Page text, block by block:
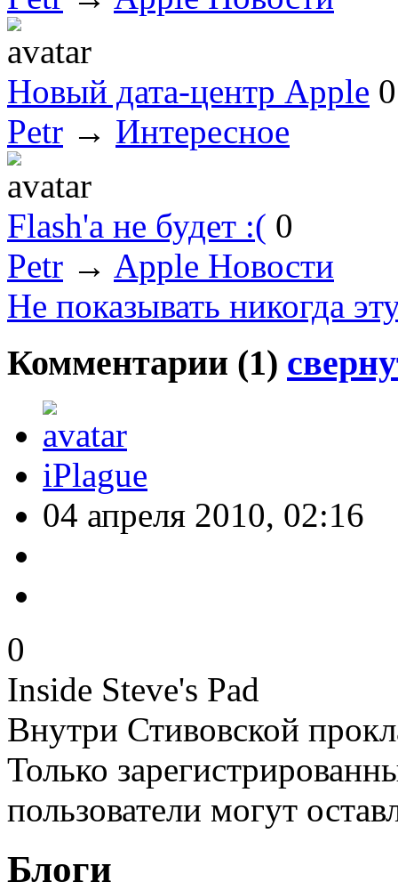
Новый дата-центр Apple 0
Petr → Интересное
Flash'а не будет :( 0
Petr → Apple Новости
Не показывать никогда
Комментарии (1)
iPlague
04 апреля 2010, 02:16
0
Inside Steve's Pad
Внутри Стивовской
Только
пользователи могут
Блоги